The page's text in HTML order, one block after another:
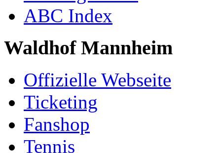
ABC Index
Waldhof Mannheim
Offizielle Webseite
Ticketing
Fanshop
Tennis